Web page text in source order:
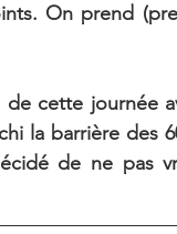
On prend
cette journée
la barrière des
de ne pas